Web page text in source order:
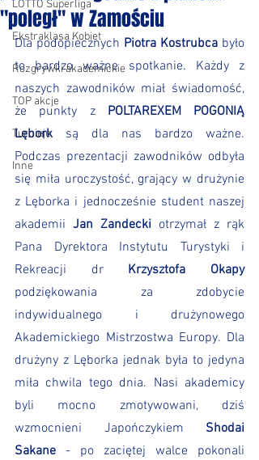
LOTTO Superliga
Ekstraklasa Kobiet
Rozgrywki akademickie
TOP akcje
Turnieje
Inne
"poległ" w Zamościu
Dla podopiecznych Piotra Kostrubca było
to bardzo ważne spotkanie. Każdy z
naszych zawodników miał świadomość,
że punkty z POLTAREXEM POGONIĄ
Lębork są dla nas bardzo ważne.
Podczas prezentacji zawodników odbyła
się miła uroczystość, grający w drużynie
z Lęborka i jednocześnie student naszej
akademii Jan Zandecki otrzymał z rąk
Pana Dyrektora Instytutu Turystyki i
Rekreacji dr
Krzysztofa Okapy
podziękowania za zdobycie
indywidualnego i drużynowego
Akademickiego Mistrzostwa Europy. Dla
drużyny z Lęborka jednak była to jedyna
miła chwila tego dnia. Nasi akademicy
byli mocno zmotywowani, dziś
wzmocnieni Japończykiem Shodai
Sakane - po zaciętej walce pokonali